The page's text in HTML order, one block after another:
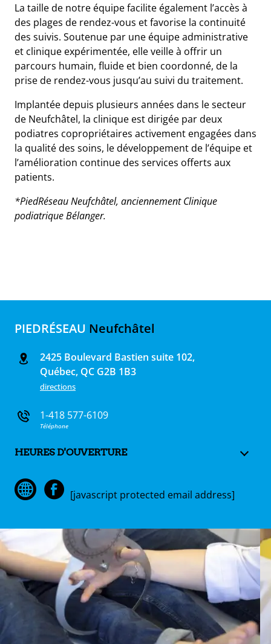
La taille de notre équipe facilite également l’accès à
des plages de rendez-vous et favorise la continuité
des suivis. Soutenue par une équipe administrative
et clinique expérimentée, elle veille à offrir un
parcours humain, fluide et bien coordonné, de la
prise de rendez-vous jusqu’au suivi du traitement.
Implantée depuis plusieurs années dans le secteur
de Neufchâtel, la clinique est dirigée par deux
podiatres copropriétaires activement engagées dans
la qualité des soins, le développement de l’équipe et
l’amélioration continue des services offerts aux
patients.
*PiedRéseau Neufchâtel, anciennement Clinique
podiatrique Bélanger.
PIEDRÉSEAU Neufchâtel
2425 Boulevard Bastien suite 102,
Québec, QC G2B 1B3
directions
1-418 577-6109
Téléphone
HEURES D'OUVERTURE
[javascript protected email address]